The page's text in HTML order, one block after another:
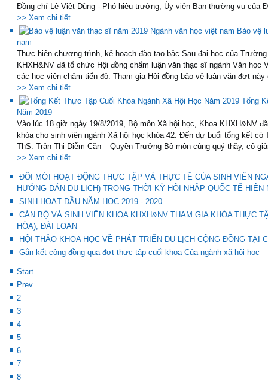
Đồng chí Lê Việt Dũng - Phó hiệu trưởng, Ủy viên Ban thường vụ của
>> Xem chi tiết....
Bảo vệ
nam
Thực hiện chương trình, kế hoạch đào tạo bậc Sau đại học của
KHXH&NV đã tổ chức Hội đồng chấm luận văn thạc sĩ ngành Văn học
các học viên chậm tiến độ. Tham gia Hội đồng bảo vệ luận văn đợt
>> Xem chi tiết....
Tổng
Năm 2019
Vào lúc 18 giờ ngày 19/8/2019, Bộ môn Xã hội học, Khoa KHXH&NV
khóa cho sinh viên ngành Xã hội học khóa 42. Đến dự buổi tổng kết
ThS. Trần Thị Diễm Cần – Quyền Trưởng Bộ môn cùng quý thầy, cô
>> Xem chi tiết....
ĐỔI MỚI HOẠT ĐỘNG THỰC TẬP VÀ THỰC TẾ CỦA SINH VIÊN
HƯỚNG DẪN DU LỊCH) TRONG THỜI KỲ HỘI NHẬP QUỐC TẾ HIỆN
SINH HOẠT ĐẦU NĂM HỌC 2019 - 2020
CÁN BỘ VÀ SINH VIÊN KHOA KHXH&NV THAM GIA KHÓA THỰC
HÒA), ĐÀI LOAN
HỘI THẢO KHOA HỌC VỀ PHÁT TRIỂN DU LỊCH CỘNG ĐỒNG TẠI
Gắn kết cộng đồng qua đợt thực tập cuối khoa Của ngành xã hội học
Start
Prev
2
3
4
5
6
7
8